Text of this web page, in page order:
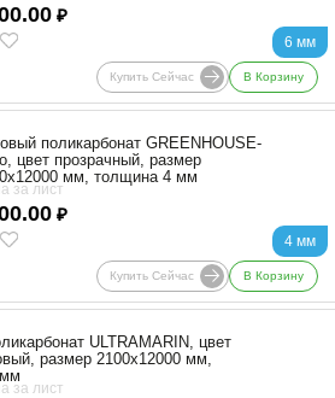
6 мм
₽
Купить Сейчас В Корзину
4 мм
поликарбонат GREENHOUSE-
цвет прозрачный, размер
мм, толщина 4 мм
за лист
₽
Купить Сейчас В Корзину
ULTRAMARIN, цвет
размер 2100x12000 мм,
за лист